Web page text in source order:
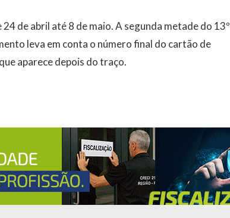
de abril até 8 de maio. A segunda metade do 13º
leva em conta o número final do cartão de
aparece depois do traço.